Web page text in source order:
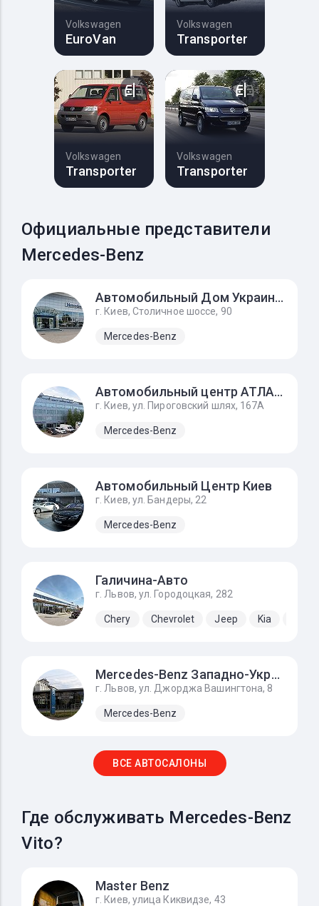
Volkswagen
EuroVan
Volkswagen
Transporter
Volkswagen
Transporter
Volkswagen
Transporter
Официальные представители
Mercedes-Benz
Автомобильный Дом Украина-Мерседес Бенц
г. Киев, Столичное шоссе, 90
Mercedes-Benz
Автомобильный центр АТЛАНТ
г. Киев, ул. Пироговский шлях, 167А
Mercedes-Benz
Автомобильный Центр Киев
г. Киев, ул. Бандеры, 22
Mercedes-Benz
Галичина-Авто
г. Львов, ул. Городоцкая, 282
Chery Chevrolet Jeep Kia
Mercedes-Benz Западно-Украинский Автомобильный Дом
г. Львов, ул. Джорджа Вашингтона, 8
Mercedes-Benz
ВСЕ АВТОСАЛОНЫ
Где обслуживать Mercedes-Benz
Vito?
Master Benz
г. Киев, улица Киквидзе, 43